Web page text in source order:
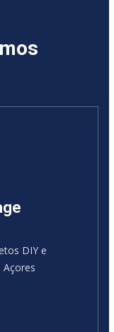
DIY e
Açores